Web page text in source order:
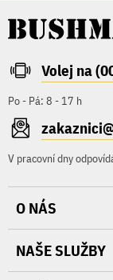
Volej na
Po - Pá: 8 - 17 h
V pracovní dny
O NÁS
NAŠE SLUŽBY